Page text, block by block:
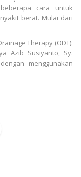
cara untuk
berat. Mulai dari
Therapy (ODT):
Azib Susiyanto, Sy.
menggunakan